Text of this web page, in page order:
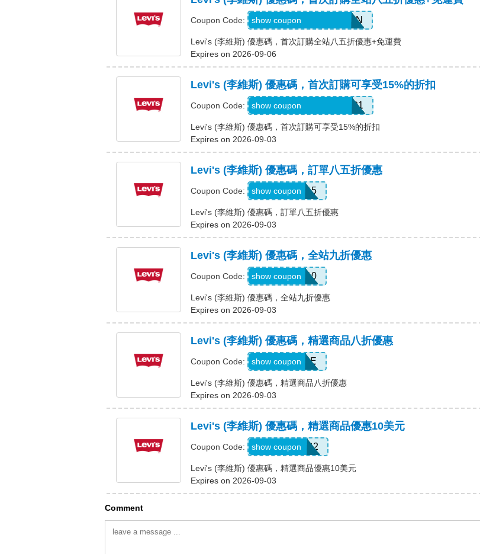
Coupon Code: LWD-EP1D-F77C-ND1N
show coupon
Levi's (李維斯) 優惠碼，首次訂購全站八五折優惠+免運費
Expires on 2026-09-06
Levi's (李維斯) 優惠碼，首次訂購可享受15%的折扣
Coupon Code: LWD-ENHP-FGF3-YKP1
show coupon
Levi's (李維斯) 優惠碼，首次訂購可享受15%的折扣
Expires on 2026-09-03
Levi's (李維斯) 優惠碼，訂單八五折優惠
Coupon Code: SUMMER15
show coupon
Levi's (李維斯) 優惠碼，訂單八五折優惠
Expires on 2026-09-03
Levi's (李維斯) 優惠碼，全站九折優惠
Coupon Code: LEVIS10
show coupon
Levi's (李維斯) 優惠碼，全站九折優惠
Expires on 2026-09-03
Levi's (李維斯) 優惠碼，精選商品八折優惠
Coupon Code: RT20MORE
show coupon
Levi's (李維斯) 優惠碼，精選商品八折優惠
Expires on 2026-09-03
Levi's (李維斯) 優惠碼，精選商品優惠10美元
Coupon Code: LOYALTYGB2
show coupon
Levi's (李維斯) 優惠碼，精選商品優惠10美元
Expires on 2026-09-03
Comment